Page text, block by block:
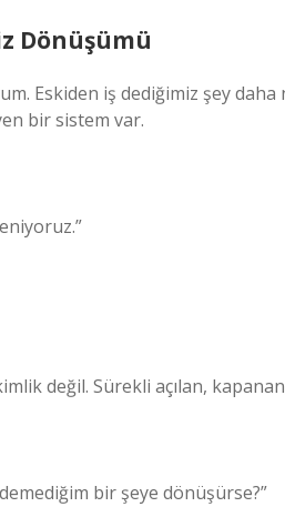
Dönüşümü
Eskiden iş dediğimiz şey daha
bir sistem var.
değil. Sürekli açılan,
bir şeye dönüşürse?”